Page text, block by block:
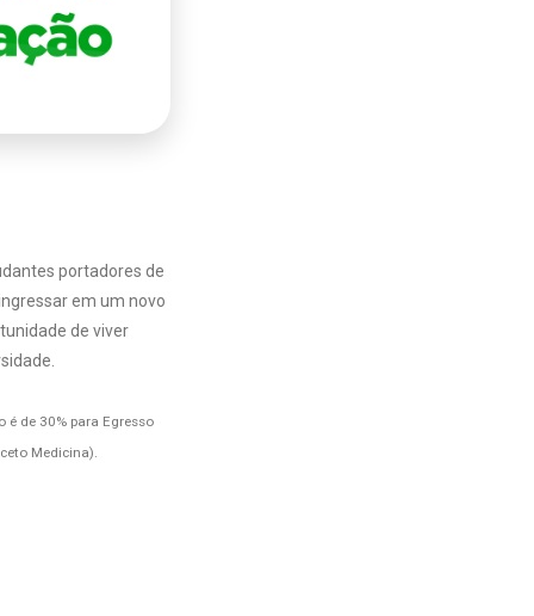
portadores de
em um novo
de viver
de 30% para Egresso
Medicina).